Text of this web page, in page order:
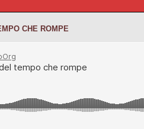
CHE ROMPE